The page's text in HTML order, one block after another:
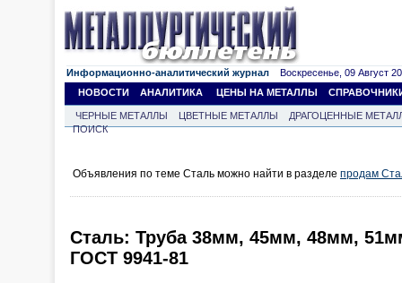
Информационно-аналитический журнал Воскресенье, 09 Август
НОВОСТИ
АНАЛИТИКА ЦЕНЫ НА МЕТАЛЛЫ
ЧЕРНЫЕ МЕТАЛЛЫ ЦВЕТНЫЕ МЕТАЛЛЫ
ДРАГОЦЕННЫЕ
ПОИСК
Объявления по теме Сталь можно найти в разделе продам
Сталь: Труба 38мм, 45мм, 48мм,
ГОСТ 9941-81